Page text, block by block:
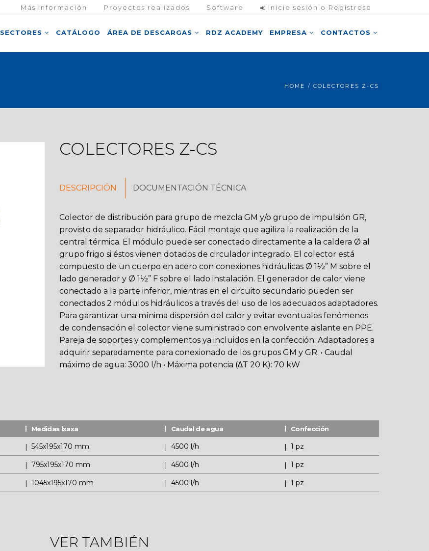
Más información Proyectos realizados Software Inicie sesión o Regístrese
SECTORES CATÁLOGO ÁREA DE DESCARGAS RDZ ACADEMY EMPRESA CONTACTOS
HOME / COLECTORES Z-CS
COLECTORES Z-CS
DESCRIPCIÓN DOCUMENTACIÓN TÉCNICA
Colector de distribución para grupo de mezcla GM y/o grupo de impulsión GR,
provisto de separador hidráulico. Fácil montaje que agiliza la realización de la
central térmica. El módulo puede ser conectado directamente a la caldera Ø al
grupo frigo si éstos vienen dotados de circulador integrado. El colector está
compuesto de un cuerpo en acero con conexiones hidráulicas Ø 1½” M sobre el
lado generador y Ø 1½” F sobre el lado instalación. El generador de calor viene
conectado a la parte inferior, mientras en el circuito secundario pueden ser
conectados 2 módulos hidráulicos a través del uso de los adecuados adaptadores.
Para garantizar una mínima dispersión del calor y evitar eventuales fenómenos
de condensación el colector viene suministrado con envolvente aislante en PPE.
Pareja de soportes y complementos ya incluidos en la confección. Adaptadores a
adquirir separadamente para conexionado de los grupos GM y GR. • Caudal
máximo de agua: 3000 l/h • Máxima potencia (∆T 20 K): 70 kW
Medidas lxaxa Caudal de agua Confección
545x195x170 mm 4500 l/h 1 pz
795x195x170 mm 4500 l/h 1 pz
1045x195x170 mm 4500 l/h 1 pz
VER TAMBIÉN